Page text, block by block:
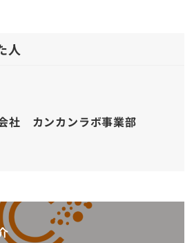
人
社 カンカンラボ事業部